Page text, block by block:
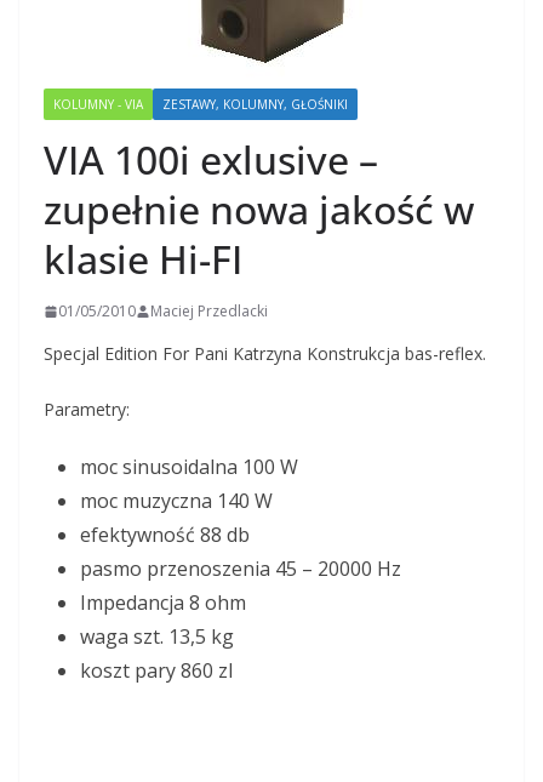
KOLUMNY - VIA ZESTAWY, KOLUMNY, GŁOŚNIKI
VIA 100i exlusive –
zupełnie nowa jakość w
klasie Hi-FI
01/05/2010 Maciej Przedlacki
Specjal Edition For Pani Katrzyna Konstrukcja bas-reflex.
Parametry:
moc sinusoidalna 100 W
moc muzyczna 140 W
efektywność 88 db
pasmo przenoszenia 45 – 20000 Hz
Impedancja 8 ohm
waga szt. 13,5 kg
koszt pary 860 zl